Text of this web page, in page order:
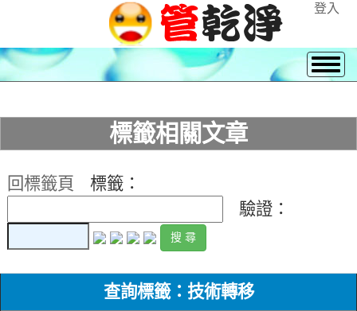
登入
標籤相關文章
回標籤頁
標籤：
驗證：
查詢標籤：技術轉移